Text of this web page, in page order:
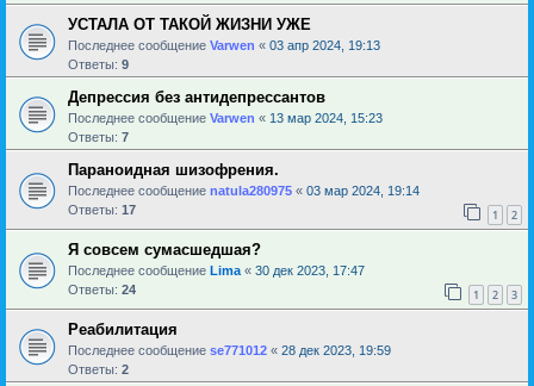
УСТАЛА ОТ ТАКОЙ ЖИЗНИ УЖЕ
Последнее сообщение Varwen « 03 апр 2024, 19:13
Ответы: 9
Депрессия без антидепрессантов
Последнее сообщение Varwen « 13 мар 2024, 15:23
Ответы: 7
Параноидная шизофрения.
Последнее сообщение natula280975 « 03 мар 2024, 19:14
Ответы: 17 1 2
Я совсем сумасшедшая?
Последнее сообщение Lima « 30 дек 2023, 17:47
Ответы: 24 1 2 3
Реабилитация
Последнее сообщение se771012 « 28 дек 2023, 19:59
Ответы: 2